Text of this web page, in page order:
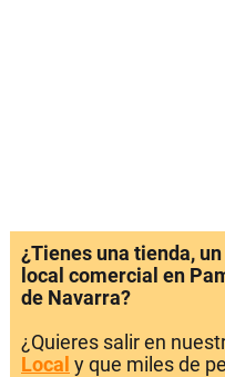
¿Tienes una tienda,
local comercial en
de Navarra?
¿Quieres salir en
Local y que miles de